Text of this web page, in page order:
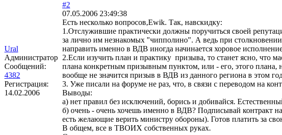
Ural
Администратор
Сообщений:
4382
Регистрация:
14.02.2006
#2
07.05.2006 23:49:38
Есть несколько вопросов,Ewik. Так, навскидку:
1.Отслужившие практически должны поручиться своей
за лично им незнакомых "чипполино". А ведь при столкновении
направить именно в ВДВ иногда начинается хоровое
2.Если изучить план и практику призыва, то станет ясно, что
плана конкретным призывным пунктом, или - его, этого
вообще не значится призыв в ВДВ из данного региона в этом
3. Уже писали на форуме не раз, что, в связи с переводом на
Выводы:
а) нет правил без исключений, борись и добивайся.
б) очень - очень хочешь именно в ВДВ? Подписывай контракт
есть желающие верить министру обороны). Готов платить за
В общем, все в ТВОИХ собственных руках.